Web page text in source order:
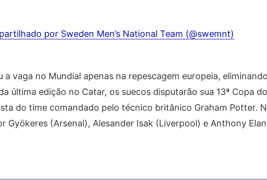
por Sweden Men’s National Team (@swemnt)
a vaga no Mundial apenas na repescagem europeia,
última edição no Catar, os suecos disputarão sua 13ª Copa
do time comandado pelo técnico britânico Graham Potter.
Gyökeres (Arsenal), Alesander Isak (Liverpool) e Anthony